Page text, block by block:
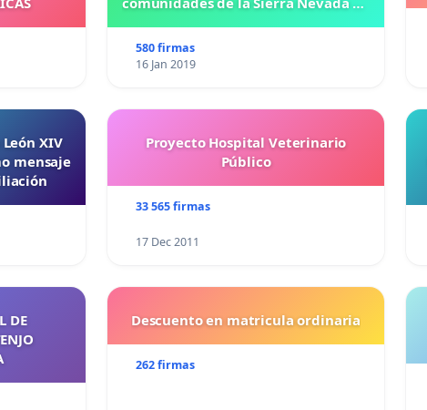
580 firmas
16 Jan 2019
XIV
mensaje
Proyecto Hospital Veterinario
Público
33 565 firmas
17 Dec 2011
DE
Descuento en matricula ordinaria
262 firmas